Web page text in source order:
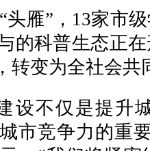
头雁”，13家市
的科普生态正
转变为全社会共
设不仅是提升
市竞争力的重